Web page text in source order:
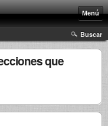
Menú
Buscar
que